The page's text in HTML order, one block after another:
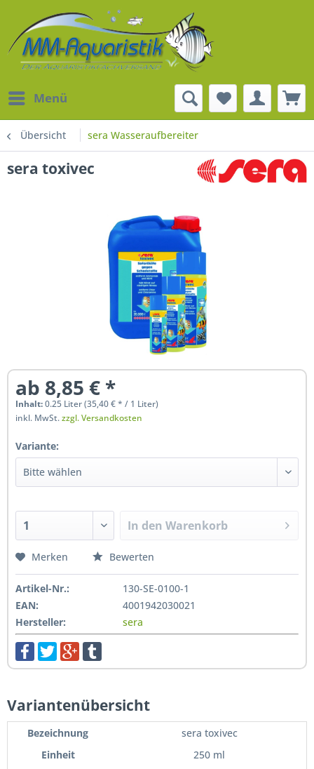
Menü
Übersicht sera Wasseraufbereiter
sera toxivec
ab 8,85 € *
Inhalt:0.25 Liter (35,40 € * / 1 Liter)
inkl. MwSt.zzgl. Versandkosten
Variante:
In den Warenkorb
Hinzugefügt
Merken Bewerten
Artikel-Nr.:
130-SE-0100-1
EAN:
4001942030021
Hersteller:
sera
Variantenübersicht
sera toxivec
250 ml